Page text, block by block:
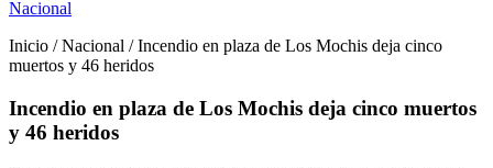
Nacional
Inicio / Nacional / Incendio en plaza de Los Mochis deja cinco
muertos y 46 heridos
Incendio en plaza de Los Mochis deja cinco muertos
y 46 heridos